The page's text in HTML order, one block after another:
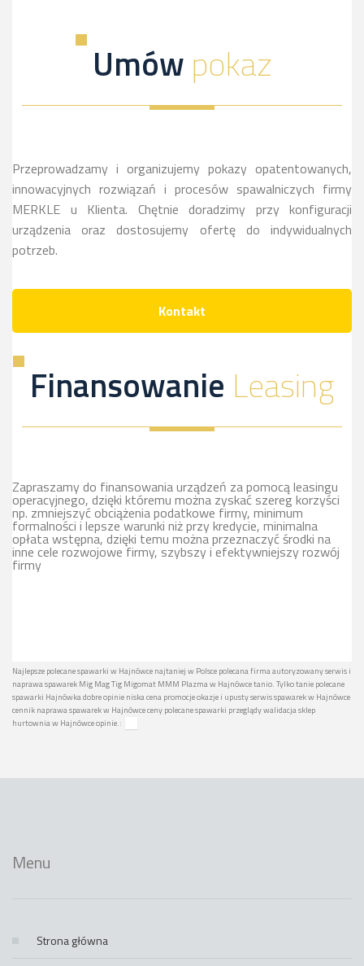
więcej
sie
więcej
dowiesz
sie
Umówpokaz
Przeprowadzamy i organizujemy pokazy opatentowanych,
innowacyjnych rozwiązań i procesów spawalniczych firmy
MERKLE u Klienta. Chętnie doradzimy przy konfiguracji
urządzenia oraz dostosujemy ofertę do indywidualnych
potrzeb.
Kontakt
Finansowanie Leasing
Zapraszamy do finansowania urządzeń za pomocą leasingu
operacyjnego, dzięki któremu można zyskać szereg korzyści
np. zmniejszyć obciążenia podatkowe firmy, minimum
formalności i lepsze warunki niż przy kredycie, minimalna
opłata wstępna, dzięki temu można przeznaczyć środki na
inne cele rozwojowe firmy, szybszy i efektywniejszy rozwój
firmy
Najlepsze polecane spawarki w Hajnówce najtaniej w Polsce polecana firma autoryzowany serwis i
naprawa spawarek Mig Mag Tig Migomat MMM Plazma w Hajnówce tanio. Tylko tanie polecane
spawarki Hajnówka dobre opinie niska cena promocje okazje i upusty serwis spawarek w Hajnówce
cennik naprawa spawarek w Hajnówce ceny polecane spawarki przeglądy walidacja sklep
hurtownia w Hajnówce opinie.:
Menu
Strona główna